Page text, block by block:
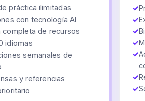
práctica ilimitadas
con tecnología AI
completa de recursos
idiomas
semanales de
y referencias
✓
✓
✓
✓
✓
✓
✓